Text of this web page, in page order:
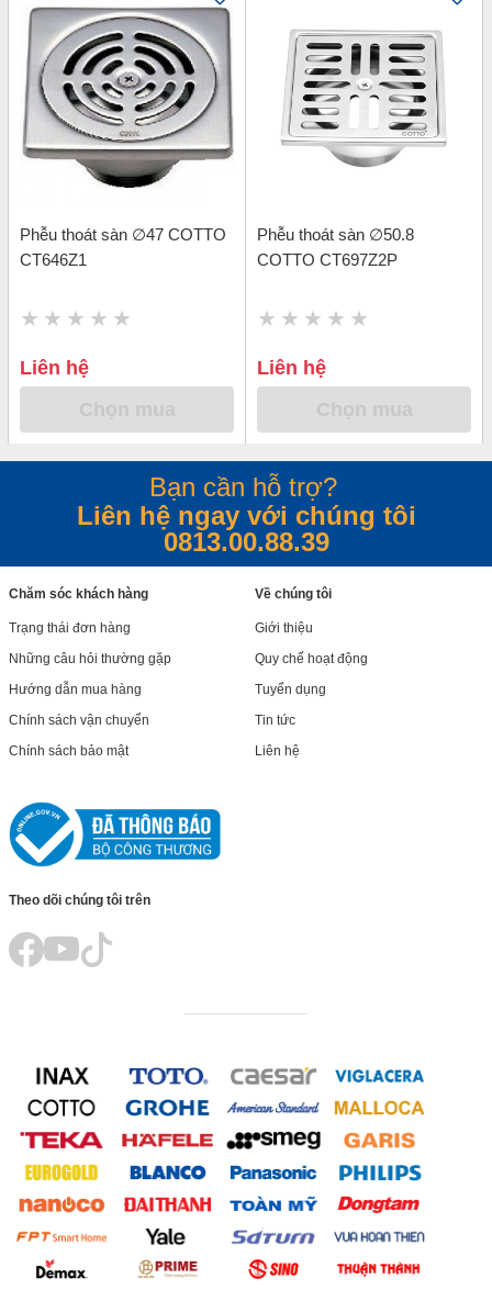
Phễu thoát sàn ∅47 COTTO
CT646Z1
Liên hệ
Phễu thoát sàn ∅50.8
COTTO CT697Z2P
Liên hệ
Bạn cần hỗ trợ?
Liên hệ ngay với chúng tôi
0813.00.88.39
Chăm sóc khách hàng
Trạng thái đơn hàng
Những câu hỏi thường gặp
Hướng dẫn mua hàng
Chính sách vận chuyển
Chính sách bảo mật
Về chúng tôi
Giới thiệu
Quy chế hoạt động
Tuyển dụng
Tin tức
Liên hệ
Theo dõi chúng tôi trên